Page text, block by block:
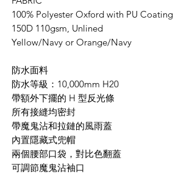
100% Polyester Oxford with PU Coating
150D 110gsm, Unlined
Yellow/Navy or Orange/Navy
防水面料
防水等級：10,000mm H20
帶額外下擺的 H 型反光條
所有接縫均密封
帶魔鬼沾和拉鏈的風雨蓋
內置隱藏式兜帽
兩個腰部口袋，對比色翻蓋
可調節魔鬼沾袖口